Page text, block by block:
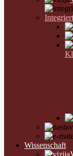
Wissenschaft